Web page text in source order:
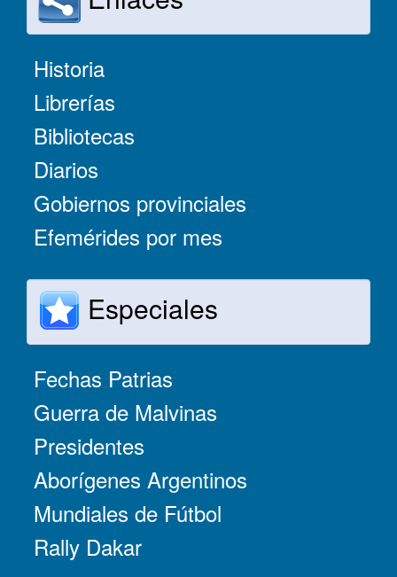
Historia
Librerías
Bibliotecas
Diarios
Gobiernos provinciales
Efemérides por mes
Especiales
Fechas Patrias
Guerra de Malvinas
Presidentes
Aborígenes Argentinos
Mundiales de Fútbol
Rally Dakar